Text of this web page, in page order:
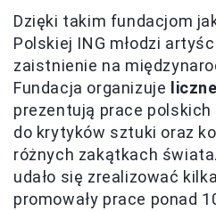
Dzięki takim fundacjom
Polskiej ING młodzi
zaistnienie na
Fundacja organizuje
prezentują prace
do krytyków sztuki oraz
różnych zakątkach
udało się zrealizować
promowały prace ponad